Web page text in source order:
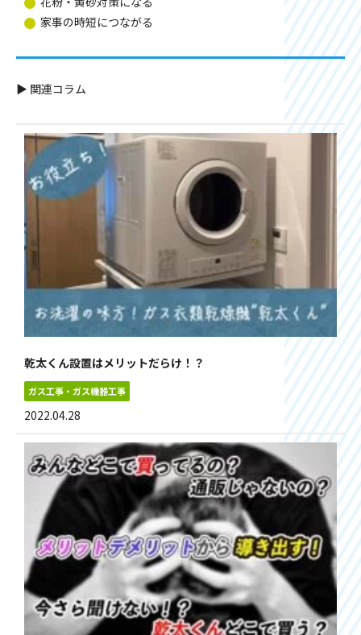
家事の時短につながる
▶ 関連コラム
乾太くん設置はメリットだらけ！？
ガス工事・ガス機器工事
2022.04.28